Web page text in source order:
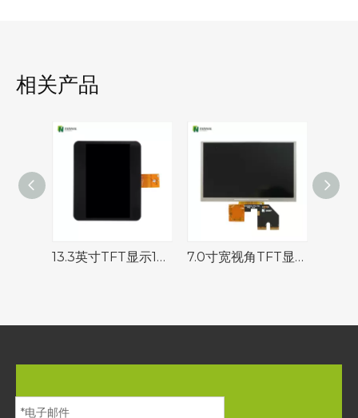
相关产品
13.3英寸TFT显示1920x1080带电容触摸屏的分辨率 7.0寸宽视角TFT显示屏 800*480 IPS液晶屏